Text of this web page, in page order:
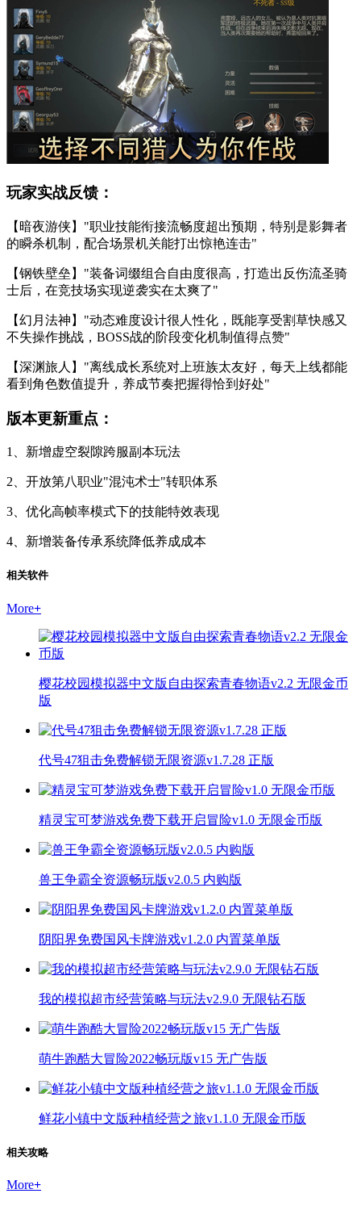
玩家实战反馈：
【暗夜游侠】"职业技能衔接流畅度超出预期，特别是影舞者
的瞬杀机制，配合场景机关能打出惊艳连击"
【钢铁壁垒】"装备词缀组合自由度很高，打造出反伤流圣骑
士后，在竞技场实现逆袭实在太爽了"
【幻月法神】"动态难度设计很人性化，既能享受割草快感又
不失操作挑战，BOSS战的阶段变化机制值得点赞"
【深渊旅人】"离线成长系统对上班族太友好，每天上线都能
看到角色数值提升，养成节奏把握得恰到好处"
版本更新重点：
1、新增虚空裂隙跨服副本玩法
2、开放第八职业"混沌术士"转职体系
3、优化高帧率模式下的技能特效表现
4、新增装备传承系统降低养成成本
相关软件
More+
樱花校园模拟器中文版自由探索青春物语v2.2 无限金币
版
代号47狙击免费解锁无限资源v1.7.28 正版
精灵宝可梦游戏免费下载开启冒险v1.0 无限金币版
兽王争霸全资源畅玩版v2.0.5 内购版
阴阳界免费国风卡牌游戏v1.2.0 内置菜单版
我的模拟超市经营策略与玩法v2.9.0 无限钻石版
萌牛跑酷大冒险2022畅玩版v15 无广告版
鲜花小镇中文版种植经营之旅v1.1.0 无限金币版
相关攻略
More+